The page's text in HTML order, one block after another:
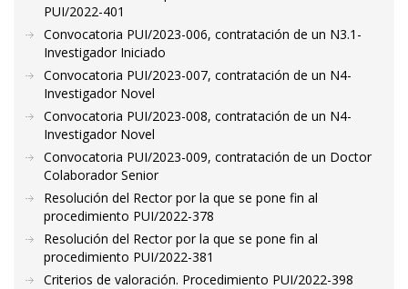
PUI/2022-401
Convocatoria PUI/2023-006, contratación de un N3.1-
Investigador Iniciado
Convocatoria PUI/2023-007, contratación de un N4-
Investigador Novel
Convocatoria PUI/2023-008, contratación de un N4-
Investigador Novel
Convocatoria PUI/2023-009, contratación de un Doctor
Colaborador Senior
Resolución del Rector por la que se pone fin al
procedimiento PUI/2022-378
Resolución del Rector por la que se pone fin al
procedimiento PUI/2022-381
Criterios de valoración. Procedimiento PUI/2022-398